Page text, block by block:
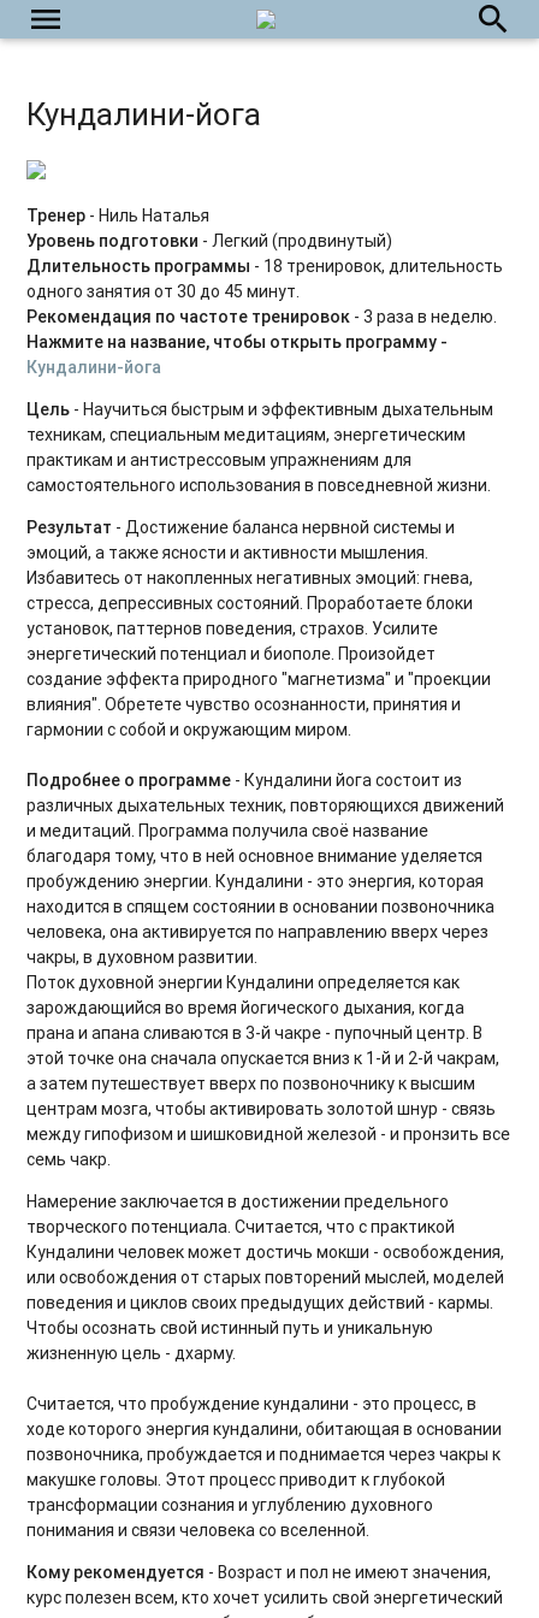
menu
Силовые интервальные тренировки
Силовые тренировки. Средний уровень
Силовые тренировки. Продвинутый уровень
Тренировки на мышцы кора
Вечерний релакс
Утренний комплекс
Body Balance для начинающих
Power Yoga для начинающих
Тренировки на ягодицы
Тренировки при диастазе
Фитнес бокс. Продвинутый уровень
Тренировки Up Body
Функциональные тренировки для продвинутых
Gentle Fitness
Основы пилатеса
Динамическая растяжка. Продвинутый уровень
Силовые тренировки при ограничениях
Дыхательные практики
BOOTCAMP
Аштанга-йога
Табата для продвинутых
Утренние зарядки
Core 2.0. Продвинутый уровень
Восстановление после силовых тренировок
Фельденкрайз на все тело
Лимфодренажные тренировки
От фитбола до скакалки
Лимфодренажный комплекс для лица и тела
Растяжка для начинающих
search
Кундалини-йога
Тренер - Ниль Наталья
Уровень подготовки - Легкий (продвинутый)
Длительность программы - 18 тренировок, длительность
одного занятия от 30 до 45 минут.
Рекомендация по частоте тренировок - 3 раза в неделю.
Нажмите на название, чтобы открыть программу -
Кундалини-йога
Цель - Научиться быстрым и эффективным дыхательным
техникам, специальным медитациям, энергетическим
практикам и антистрессовым упражнениям для
самостоятельного использования в повседневной жизни.
Результат - Достижение баланса нервной системы и
эмоций, а также ясности и активности мышления.
Избавитесь от накопленных негативных эмоций: гнева,
стресса, депрессивных состояний. Проработаете блоки
установок, паттернов поведения, страхов. Усилите
энергетический потенциал и биополе. Произойдет
создание эффекта природного "магнетизма" и "проекции
влияния". Обретете чувство осознанности, принятия и
гармонии с собой и окружающим миром.
Подробнее о программе - Кундалини йога состоит из
различных дыхательных техник, повторяющихся движений
и медитаций. Программа получила своё название
благодаря тому, что в ней основное внимание уделяется
пробуждению энергии. Кундалини - это энергия, которая
находится в спящем состоянии в основании позвоночника
человека, она активируется по направлению вверх через
чакры, в духовном развитии.
Поток духовной энергии Кундалини определяется как
зарождающийся во время йогического дыхания, когда
прана и апана сливаются в 3-й чакре - пупочный центр. В
этой точке она сначала опускается вниз к 1-й и 2-й чакрам,
а затем путешествует вверх по позвоночнику к высшим
центрам мозга, чтобы активировать золотой шнур - связь
между гипофизом и шишковидной железой - и пронзить все
семь чакр.
Намерение заключается в достижении предельного
творческого потенциала. Считается, что с практикой
Кундалини человек может достичь мокши - освобождения,
или освобождения от старых повторений мыслей, моделей
поведения и циклов своих предыдущих действий - кармы.
Чтобы осознать свой истинный путь и уникальную
жизненную цель - дхарму.
Считается, что пробуждение кундалини - это процесс, в
ходе которого энергия кундалини, обитающая в основании
позвоночника, пробуждается и поднимается через чакры к
макушке головы. Этот процесс приводит к глубокой
трансформации сознания и углублению духовного
понимания и связи человека со вселенной.
Кому рекомендуется - Возраст и пол не имеют значения,
курс полезен всем, кто хочет усилить свой энергетический